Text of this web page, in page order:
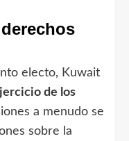
electo, Kuwait
de los
a menudo se
sobre la